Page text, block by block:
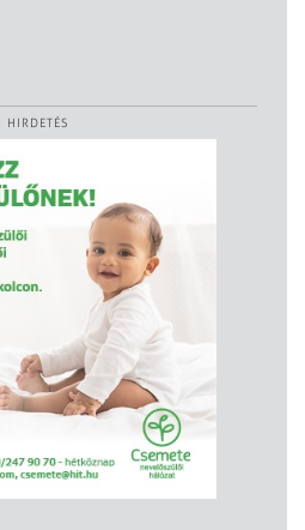
HIRDETÉS